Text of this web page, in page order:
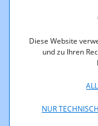
Diese Website
und zu Ihren
NUR
Auf rund 100 Seiten
quantitative und
in österreichischen
Ein Ergebnis: